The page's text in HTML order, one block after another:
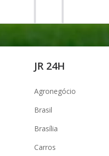
JR 24H
Agronegócio
Brasil
Brasília
Carros